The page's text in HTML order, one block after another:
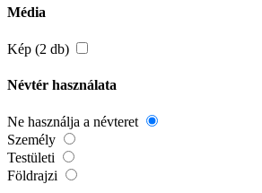
Média
Kép (2 db)
Névtér használata
Ne használja a névteret
Személy
Testületi
Földrajzi